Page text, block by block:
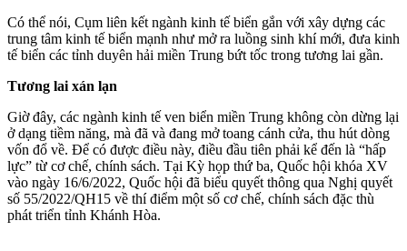
Có thể nói, Cụm liên kết ngành kinh tế biển gắn với xây dựng các
trung tâm kinh tế biển mạnh như mở ra luồng sinh khí mới, đưa kinh
tế biển các tỉnh duyên hải miền Trung bứt tốc trong tương lai gần.
Tương lai xán lạn
Giờ đây, các ngành kinh tế ven biển miền Trung không còn dừng lại
ở dạng tiềm năng, mà đã và đang mở toang cánh cửa, thu hút dòng
vốn đổ về. Để có được điều này, điều đầu tiên phải kể đến là “hấp
lực” từ cơ chế, chính sách. Tại Kỳ họp thứ ba, Quốc hội khóa XV
vào ngày 16/6/2022, Quốc hội đã biểu quyết thông qua Nghị quyết
số 55/2022/QH15 về thí điểm một số cơ chế, chính sách đặc thù
phát triển tỉnh Khánh Hòa.